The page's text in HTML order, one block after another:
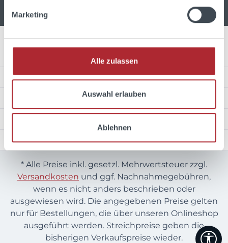
Marketing
Alle zulassen
Auswahl erlauben
Ablehnen
Service Hotline
Unsere Zahlungsarten
Auszeichnungen
* Alle Preise inkl. gesetzl. Mehrwertsteuer zzgl.
Versandkosten und ggf. Nachnahmegebühren,
wenn es nicht anders beschrieben oder
ausgewiesen wird. Die angegebenen Preise gelten
nur für Bestellungen, die über unseren Onlineshop
ausgeführt werden. Streichpreise geben die
bisherigen Verkaufspreise wieder.